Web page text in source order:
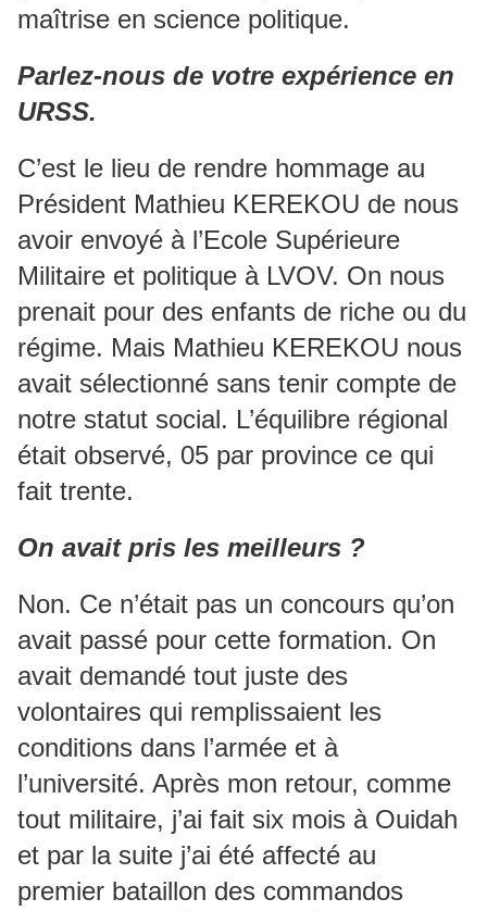
maîtrise en science politique.
Parlez-nous de votre expérience en
URSS.
C’est le lieu de rendre hommage au
Président Mathieu KEREKOU de nous
avoir envoyé à l’Ecole Supérieure
Militaire et politique à LVOV. On nous
prenait pour des enfants de riche ou du
régime. Mais Mathieu KEREKOU nous
avait sélectionné sans tenir compte de
notre statut social. L’équilibre régional
était observé, 05 par province ce qui
fait trente.
On avait pris les meilleurs ?
Non. Ce n’était pas un concours qu’on
avait passé pour cette formation. On
avait demandé tout juste des
volontaires qui remplissaient les
conditions dans l’armée et à
l’université. Après mon retour, comme
tout militaire, j’ai fait six mois à Ouidah
et par la suite j’ai été affecté au
premier bataillon des commandos